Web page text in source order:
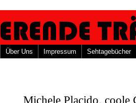
Über Uns Impressum Sehtagebücher
Michele Placido, coole